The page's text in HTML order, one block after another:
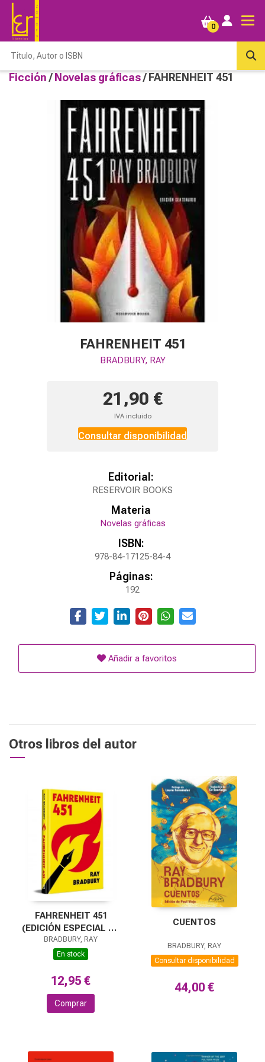
0
Ficción / Novelas gráficas/ FAHRENHEIT 451
FAHRENHEIT 451
BRADBURY, RAY
21,90 €
IVA incluido
Consultar disponibilidad
Editorial:
RESERVOIR BOOKS
Materia
Novelas gráficas
ISBN:
978-84-17125-84-4
Páginas:
192
Añadir a favoritos
Otros libros del autor
FAHRENHEIT 451
(EDICIÓN ESPECIAL EN
TAPA DURA)
BRADBURY, RAY
En stock
12,95 €
Comprar
CUENTOS
BRADBURY, RAY
Consultar disponibilidad
44,00 €